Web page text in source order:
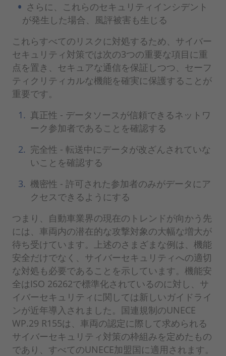
さらに、これらのセキュリティインシデント
が発生した場合、風評被害も生じる
これらすべてのリスクに対処するため、サイバー
セキュリティ対策では次の3つの重要な項目に重
点を置き、セキュアな通信を保証しつつ、セーフ
ティクリティカルな機能を確実に保護することが
重要です。
真正性 - データソースが信頼できるネットワ
ーク参加者であることを確認する
完全性 - 転送中にデータが改ざんされていな
いことを確認する
機密性 - 許可された参加者のみがデータにア
クセスできるようにする
つまり、自動車業界の現在のトレンドが向かう先
には、車両内の潜在的な攻撃対象の大幅な増大が
待ち受けています。上述のさまざまな例は、機能
安全だけでなく、サイバーセキュリティへの適切
な対処も必要であることを示しています。機能安
全はISO 26262で標準化されているのに対し、サ
イバーセキュリティに関しては新しいガイドライ
ンが近年導入されました。国連規制のUNECE
WP.29 R155は、車両の認定に際して求められる
サイバーセキュリティ対策の枠組みを定めたもの
であり、すべてのUNECE加盟国に適用されます。